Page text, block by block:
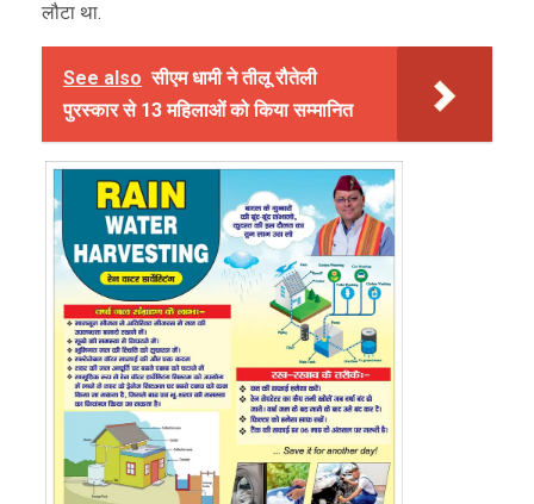
लौटा था.
See also सीएम धामी ने तीलू रौतेली
पुरस्कार से 13 महिलाओं को किया सम्मानित